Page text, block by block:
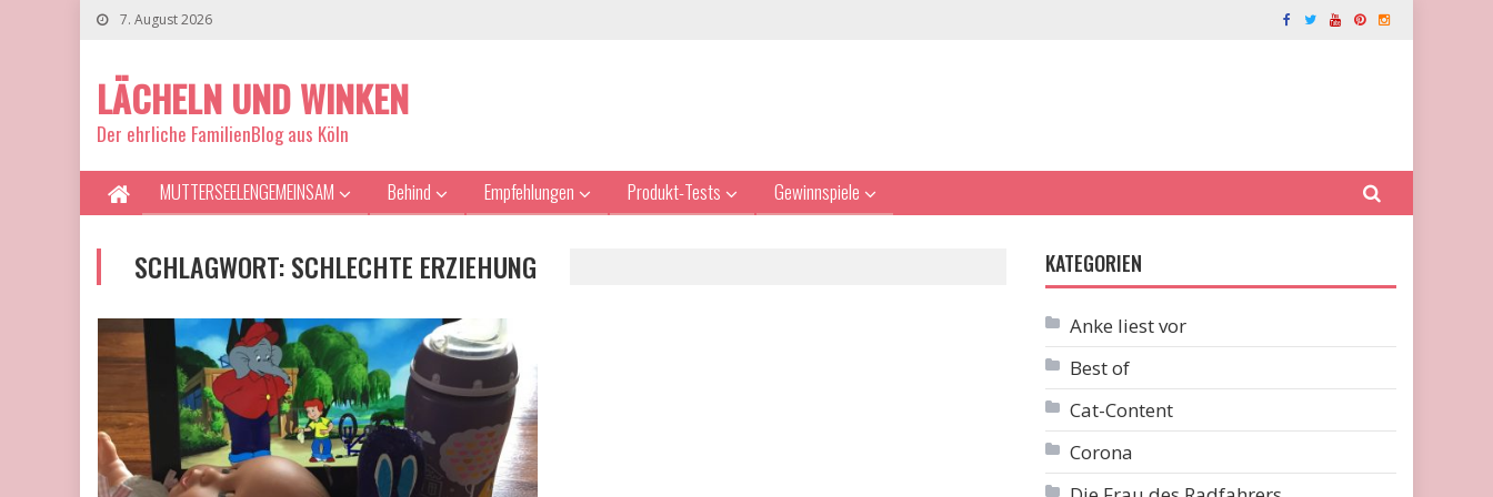
7. August 2026
LÄCHELN UND WINKEN
Der ehrliche FamilienBlog aus Köln
MUTTERSEELENGEMEINSAM Behind Empfehlungen Produkt-Tests Gewinnspiele
SCHLAGWORT:SCHLECHTE ERZIEHUNG KATEGORIEN
Anke liest vor
Best of
Cat-Content
Corona